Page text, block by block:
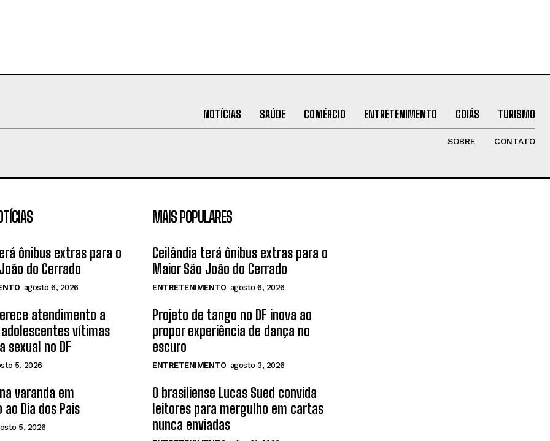
NOTÍCIAS SAÚDE COMÉRCIO ENTRETENIMENTO GOIÁS TURISMO
SOBRE CONTATO
ônibus extras para o
do Cerrado
agosto 6, 2026
atendimento a
vítimas
sexual no DF
5, 2026
varanda em
Dia dos Pais
5, 2026
MAIS POPULARES
Ceilândia terá ônibus extras para o
Maior São João do Cerrado
ENTRETENIMENTO agosto 6, 2026
Projeto de tango no DF inova ao
propor experiência de dança no
escuro
ENTRETENIMENTO agosto 3, 2026
O brasiliense Lucas Sued convida
leitores para mergulho em cartas
nunca enviadas